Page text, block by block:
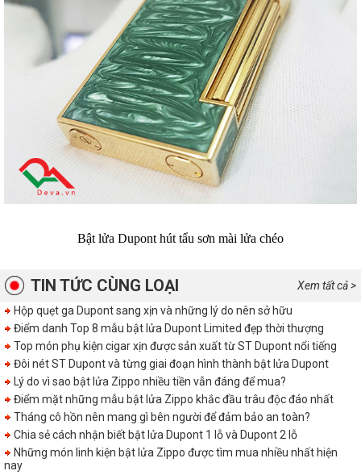
Bật lửa Dupont hút tẩu sơn mài lửa chéo
Xem tất cả >
TIN TỨC CÙNG LOẠI
Hộp quẹt ga Dupont sang xịn và những lý do nên sở hữu
Điểm danh Top 8 mẫu bật lửa Dupont Limited đẹp thời thượng
Top món phụ kiện cigar xịn được sản xuất từ ST Dupont nổi tiếng
Đôi nét ST Dupont và từng giai đoạn hình thành bật lửa Dupont
Lý do vì sao bật lửa Zippo nhiều tiền vẫn đáng để mua?
Điểm mặt những mẫu bật lửa Zippo khắc đầu trâu độc đáo nhất
Tháng cô hồn nên mang gì bên người để đảm bảo an toàn?
Chia sẻ cách nhận biết bật lửa Dupont 1 lỗ và Dupont 2 lỗ
Những món linh kiện bật lửa Zippo được tìm mua nhiều nhất hiện
nay